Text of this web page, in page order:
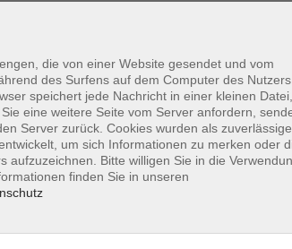
Barrierefreiheit Lage & Routenplan
Ebersberger Land im
die von einer Website gesendet und vom
des Surfens auf dem Computer des Nutzers
speichert jede Nachricht in einer kleinen
eine weitere Seite vom Server anfordern,
Server zurück. Cookies wurden als
um sich Informationen zu merken oder
aufzuzeichnen. Bitte willigen Sie in die
finden Sie in unseren